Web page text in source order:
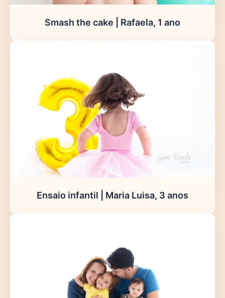
Smash the cake | Rafaela, 1 ano
Ensaio infantil | Maria Luisa, 3 anos